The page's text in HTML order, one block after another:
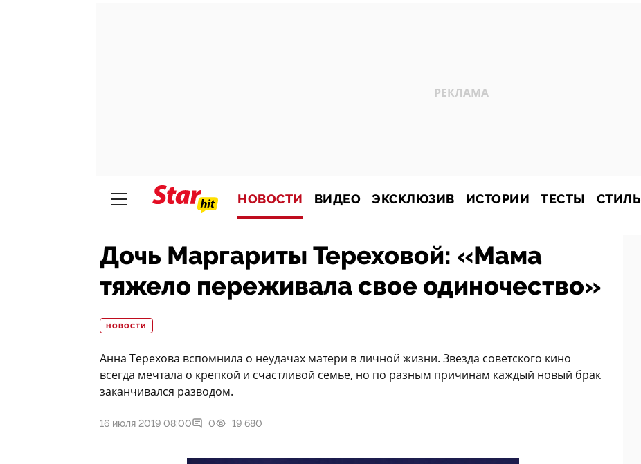
НОВОСТИ ВИДЕО ЭКСКЛЮЗИВ ИСТОРИИ ТЕСТЫ СТИЛЬ
Дочь Маргариты Тереховой: «Мама
тяжело переживала свое одиночество»
НОВОСТИ
Анна Терехова вспомнила о неудачах матери в личной жизни. Звезда советского кино
всегда мечтала о крепкой и счастливой семье, но по разным причинам каждый новый брак
заканчивался разводом.
16 июля 2019 08:00 0 19 680